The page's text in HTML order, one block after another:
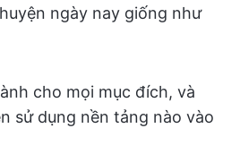
ngày nay giống như
cho mọi mục đích, và
sử dụng nền tảng nào vào